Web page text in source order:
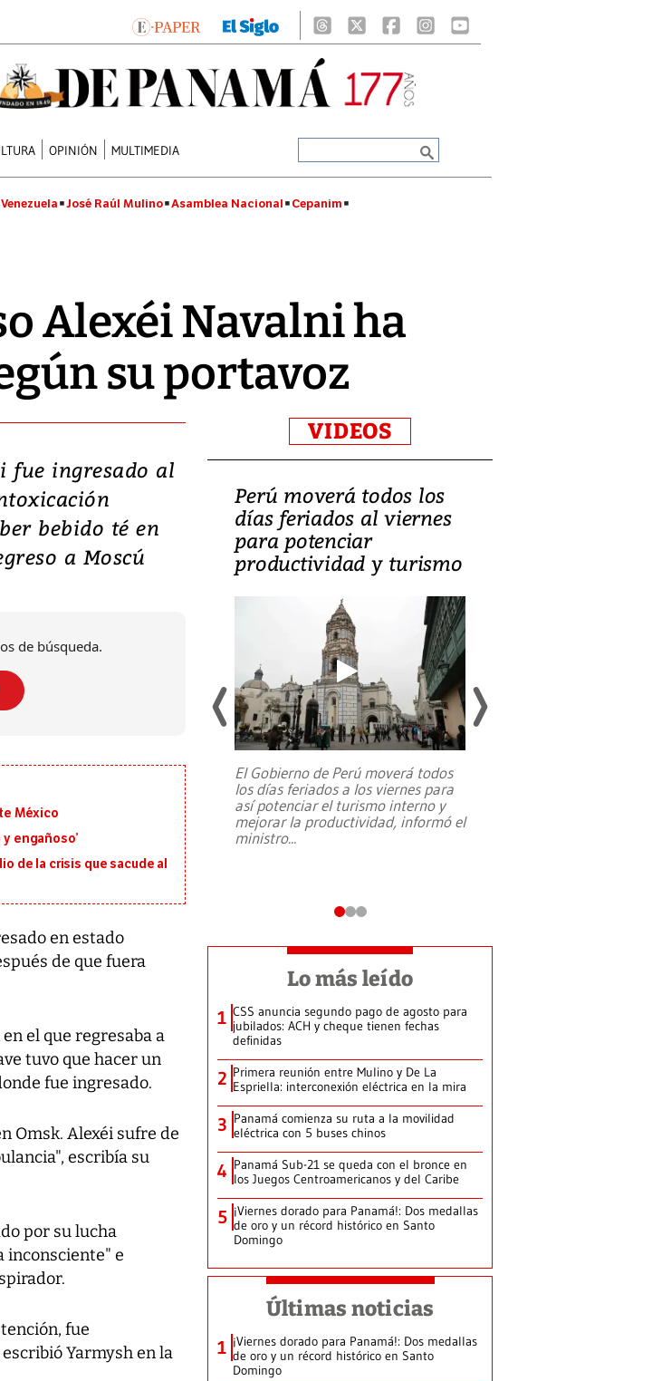
OPINIÓN MULTIMEDIA
Venezuela José Raúl Mulino Asamblea Nacional Cepanim
Alexéi Navalni ha
su portavoz
fue ingresado al
bebido té en
a Moscú
de búsqueda.
México
engañoso’
de la crisis que sacude al
en estado
de que fuera
el que regresaba a
tuvo que hacer un
fue ingresado.
Omsk. Alexéi sufre de
escribía su
por su lucha
inconsciente" e
fue
Yarmysh en la
VIDEOS
Lula lanza su
con
de inversión
educación y
hacia sus adversarios, el
de Brasil, Luiz Inácio Lula
oficializó este domingo su
...
Perú moverá todos los
días feriados al viernes
para potenciar
productividad y turismo
El Gobierno de Perú moverá todos
los días feriados a los viernes para
así potenciar el turismo interno y
mejorar la productividad, informó el
ministro...
Lo más leído
1 CSS anuncia segundo pago de agosto para
jubilados: ACH y cheque tienen fechas
definidas
2 Primera reunión entre Mulino y De La
Espriella: interconexión eléctrica en la mira
3 Panamá comienza su ruta a la movilidad
eléctrica con 5 buses chinos
4 Panamá Sub-21 se queda con el bronce en
los Juegos Centroamericanos y del Caribe
5 ¡Viernes dorado para Panamá!: Dos medallas
de oro y un récord histórico en Santo
Domingo
Últimas noticias
1 ¡Viernes dorado para Panamá!: Dos medallas
de oro y un récord histórico en Santo
Domingo